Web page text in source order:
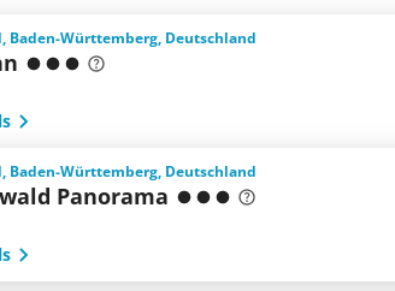
Baden-Württemberg, Deutschland
Baden-Württemberg, Deutschland
Panorama